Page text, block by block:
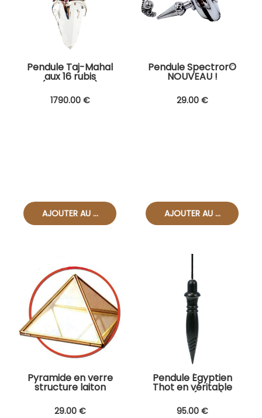
Pendule Taj-Mahal
aux 16 rubis
(D.Coquelle)
1790.00 €
Pendule Spectror©
NOUVEAU !
29.00 €
Pyramide en verre
structure laiton
29.00 €
Pendule Égyptien
Thot en véritable
ébène (lesté)
95.00 €